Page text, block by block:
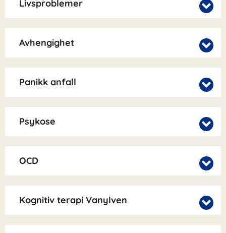
Livsproblemer
Avhengighet
Panikk anfall
Psykose
OCD
Kognitiv terapi Vanylven